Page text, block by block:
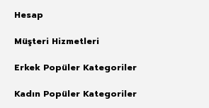
Hesap
Müşteri Hizmetleri
Erkek Popüler Kategoriler
Kadın Popüler Kategoriler